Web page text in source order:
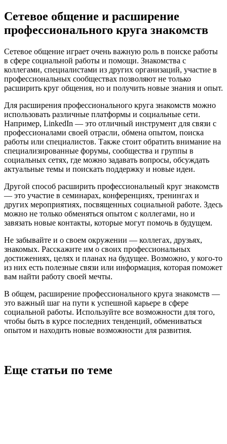
Сетевое общение и расширение
профессионального круга знакомств
Сетевое общение играет очень важную роль в поиске работы
в сфере социальной работы и помощи. Знакомства с
коллегами, специалистами из других организаций, участие в
профессиональных сообществах позволяют не только
расширить круг общения, но и получить новые знания и опыт.
Для расширения профессионального круга знакомств можно
использовать различные платформы и социальные сети.
Например, LinkedIn — это отличный инструмент для связи с
профессионалами своей отрасли, обмена опытом, поиска
работы или специалистов. Также стоит обратить внимание на
специализированные форумы, сообщества и группы в
социальных сетях, где можно задавать вопросы, обсуждать
актуальные темы и поискать поддержку и новые идеи.
Другой способ расширить профессиональный круг знакомств
— это участие в семинарах, конференциях, тренингах и
других мероприятиях, посвященных социальной работе. Здесь
можно не только обменяться опытом с коллегами, но и
завязать новые контакты, которые могут помочь в будущем.
Не забывайте и о своем окружении — коллегах, друзьях,
знакомых. Расскажите им о своих профессиональных
достижениях, целях и планах на будущее. Возможно, у кого-то
из них есть полезные связи или информация, которая поможет
вам найти работу своей мечты.
В общем, расширение профессионального круга знакомств —
это важный шаг на пути к успешной карьере в сфере
социальной работы. Используйте все возможности для того,
чтобы быть в курсе последних тенденций, обмениваться
опытом и находить новые возможности для развития.
Еще статьи по теме